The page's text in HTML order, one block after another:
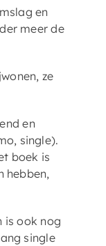
en
meer de
ze
en
single).
boek is
hebben,
is ook nog
single